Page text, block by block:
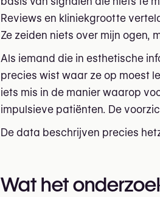
Reviews en kliniekgrootte
Ze zeiden niets over mijn ogen,
Als iemand die in esthetische
precies wist waar ze op moest
iets mis in de manier waarop
impulsieve patiënten. De
De data beschrijven precies
Wat het